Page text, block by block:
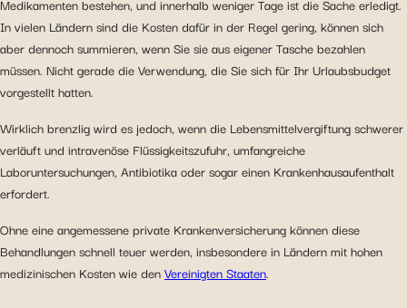
Medikamenten bestehen, und innerhalb weniger Tage ist die Sache erledigt.
In vielen Ländern sind die Kosten dafür in der Regel gering, können sich
aber dennoch summieren, wenn Sie sie aus eigener Tasche bezahlen
müssen. Nicht gerade die Verwendung, die Sie sich für Ihr Urlaubsbudget
vorgestellt hatten.
Wirklich brenzlig wird es jedoch, wenn die Lebensmittelvergiftung schwerer
verläuft und intravenöse Flüssigkeitszufuhr, umfangreiche
Laboruntersuchungen, Antibiotika oder sogar einen Krankenhausaufenthalt
erfordert.
Ohne eine angemessene private Krankenversicherung können diese
Behandlungen schnell teuer werden, insbesondere in Ländern mit hohen
medizinischen Kosten wie denVereinigten Staaten.